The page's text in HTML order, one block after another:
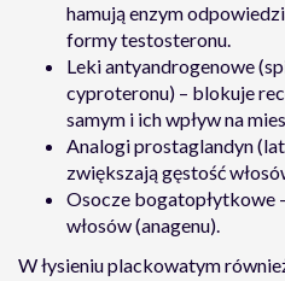
hamują enzym
formy testosteronu.
Leki antyandrogenowe
cyproteronu) – blokuje
samym i ich wpływ na
Analogi prostaglandyn
zwiększają gęstość
Osocze bogatopłytkowe
włosów (anagenu).
W łysieniu plackowatym